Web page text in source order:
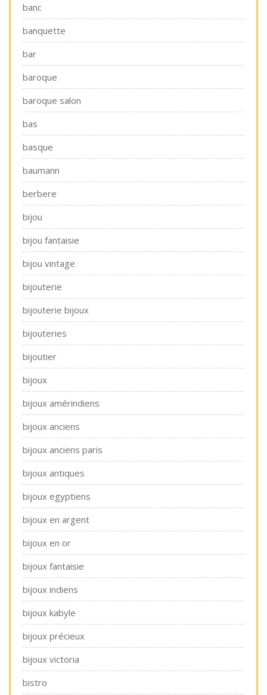
banc
banquette
bar
baroque
baroque salon
bas
basque
baumann
berbere
bijou
bijou fantaisie
bijou vintage
bijouterie
bijouterie bijoux
bijouteries
bijoutier
bijoux
bijoux amérindiens
bijoux anciens
bijoux anciens paris
bijoux antiques
bijoux egyptiens
bijoux en argent
bijoux en or
bijoux fantaisie
bijoux indiens
bijoux kabyle
bijoux précieux
bijoux victoria
bistro